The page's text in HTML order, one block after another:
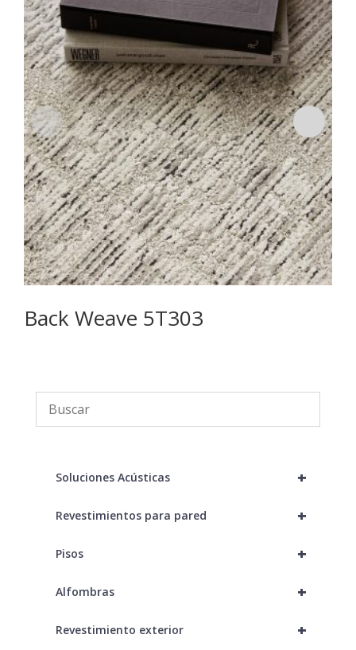
Back Weave 5T303
+
Soluciones Acústicas
+
Revestimientos para pared
+
Pisos
+
Alfombras
+
Revestimiento exterior